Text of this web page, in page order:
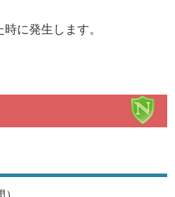
に発生します。